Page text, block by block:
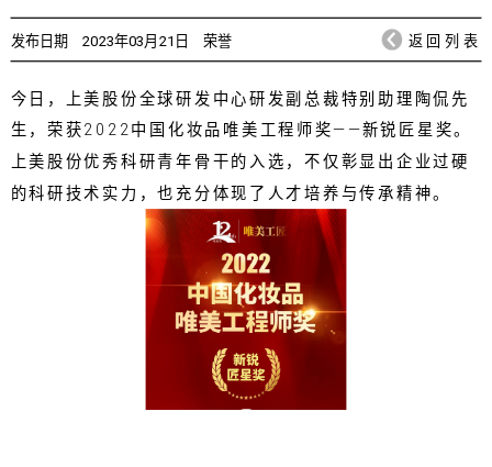
发布日期 2023年03月21日 荣誉 返回列表
今日，上美股份全球研发中心研发副总裁特别助理陶侃先
生，荣获2022中国化妆品唯美工程师奖——新锐匠星奖。
上美股份优秀科研青年骨干的入选，不仅彰显出企业过硬
的科研技术实力，也充分体现了人才培养与传承精神。